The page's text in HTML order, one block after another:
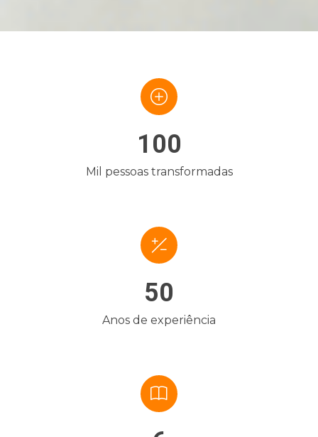
100
Mil pessoas transformadas
50
Anos de experiência